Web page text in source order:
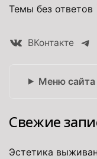
Темы без ответов
ВКонтакте
Меню сайта
Свежие
Эстетика